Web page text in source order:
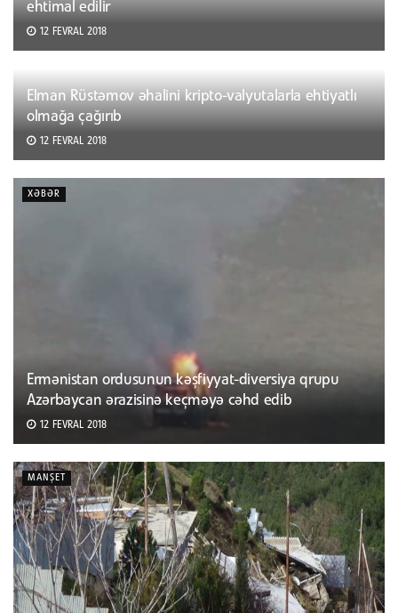
ehtimal edilir
12 FEVRAL 2018
Elman Rüstəmov əhalini kripto-valyutalarla ehtiyatlı
olmağa çağırıb
12 FEVRAL 2018
XƏBƏR
Ermənistan ordusunun kəşfiyyat-diversiya qrupu
Azərbaycan ərazisinə keçməyə cəhd edib
12 FEVRAL 2018
MANŞET